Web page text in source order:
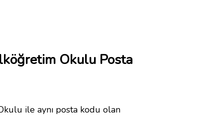
Okulu Posta
ile aynı posta kodu olan